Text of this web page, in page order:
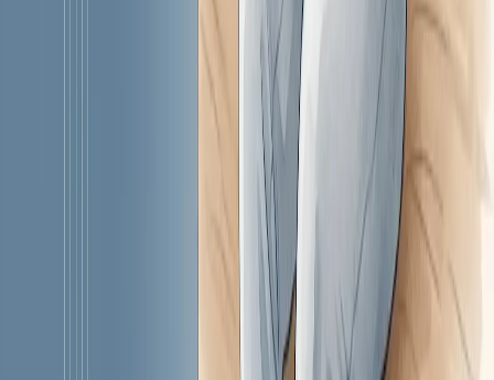
Доказательно о здоровье
Выверенный разбор симптомов, болезней и привычек.
Объясняем, что происходит с телом, и помогаем принимать